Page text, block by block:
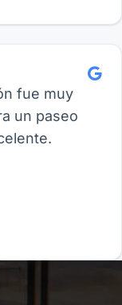
fue muy
un paseo